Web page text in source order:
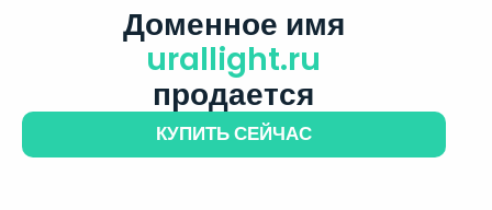
Доменное имя
urallight.ru
продается
КУПИТЬ СЕЙЧАС